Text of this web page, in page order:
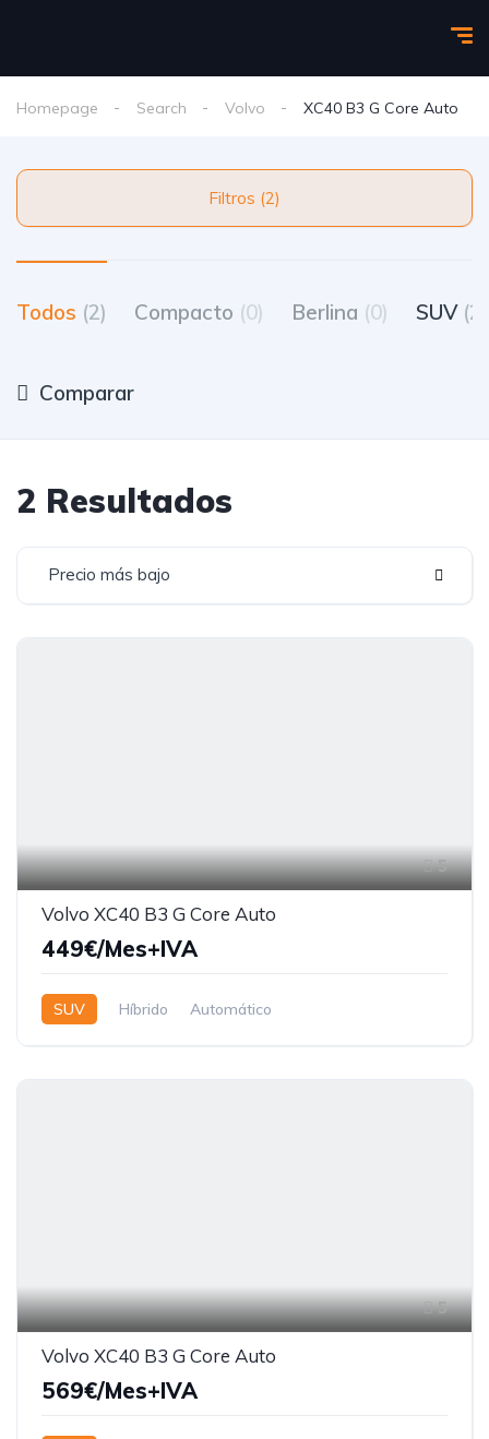
Homepage Search Volvo XC40 B3 G Core Auto
Filtros (2)
Todos (2) Compacto (0) Berlina (0) SUV (2)
Comparar
2 Resultados
Precio más bajo
5
Volvo XC40 B3 G Core Auto
449€/Mes+IVA
SUV Híbrido Automático
5
Volvo XC40 B3 G Core Auto
569€/Mes+IVA